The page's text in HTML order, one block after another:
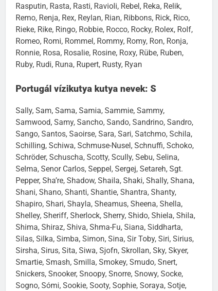
Rasputin, Rasta, Rasti, Ravioli, Rebel, Reka, Relik,
Remo, Renja, Rex, Reylan, Rian, Ribbons, Rick, Rico,
Rieke, Rike, Ringo, Robbie, Rocco, Rocky, Rolex, Rolf,
Romeo, Romi, Rommel, Rommy, Romy, Ron, Ronja,
Ronnie, Rosa, Rosalie, Rosine, Roxy, Rübe, Ruben,
Ruby, Rudi, Runa, Rupert, Rusty, Ryan
Portugál vízikutya kutya nevek: S
Sally, Sam, Sama, Samia, Sammie, Sammy,
Samwood, Samy, Sancho, Sando, Sandrino, Sandro,
Sango, Santos, Saoirse, Sara, Sari, Satchmo, Schila,
Schilling, Schiwa, Schmuse-Nusel, Schnuffi, Schoko,
Schröder, Schuscha, Scotty, Scully, Sebu, Selina,
Selma, Senor Carlos, Seppel, Sergej, Setareh, Sgt.
Pepper, Sha’re, Shadow, Shaila, Shaki, Shally, Shana,
Shani, Shano, Shanti, Shantie, Shantra, Shanty,
Shapiro, Shari, Shayla, Sheamus, Sheena, Shella,
Shelley, Sheriff, Sherlock, Sherry, Shido, Shiela, Shila,
Shima, Shiraz, Shiva, Shma-Fu, Siana, Siddharta,
Silas, Silka, Simba, Simon, Sina, Sir Toby, Siri, Sirius,
Sirsha, Sirus, Sita, Siwa, Sjofn, Skrollan, Sky, Skyer,
Smartie, Smash, Smilla, Smokey, Smudo, Snert,
Snickers, Snooker, Snoopy, Snorre, Snowy, Socke,
Sogno, Sómi, Sookie, Sooty, Sophie, Soraya, Sotje,